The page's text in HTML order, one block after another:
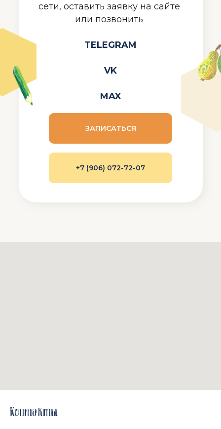
TELEGRAM
VK
MAX
ЗАПИСАТЬСЯ
+7 (906) 072-72-07
сети, оставить заявку на сайте
или позвонить
Контакты